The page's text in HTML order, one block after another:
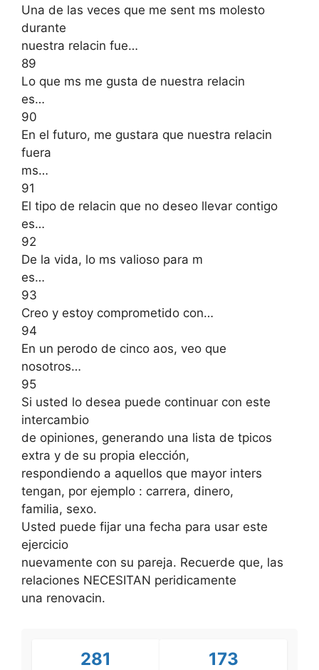
Una de las veces que me sent ms molesto
durante
nuestra relacin fue…
89
Lo que ms me gusta de nuestra relacin
es…
90
En el futuro, me gustara que nuestra relacin
fuera
ms…
91
El tipo de relacin que no deseo llevar contigo
es…
92
De la vida, lo ms valioso para m
es…
93
Creo y estoy comprometido con…
94
En un perodo de cinco aos, veo que
nosotros…
95
Si usted lo desea puede continuar con este
intercambio
de opiniones, generando una lista de tpicos
extra y de su propia elección,
respondiendo a aquellos que mayor inters
tengan, por ejemplo : carrera, dinero,
familia, sexo.
Usted puede fijar una fecha para usar este
ejercicio
nuevamente con su pareja. Recuerde que, las
relaciones NECESITAN peridicamente
una renovacin.
281 173